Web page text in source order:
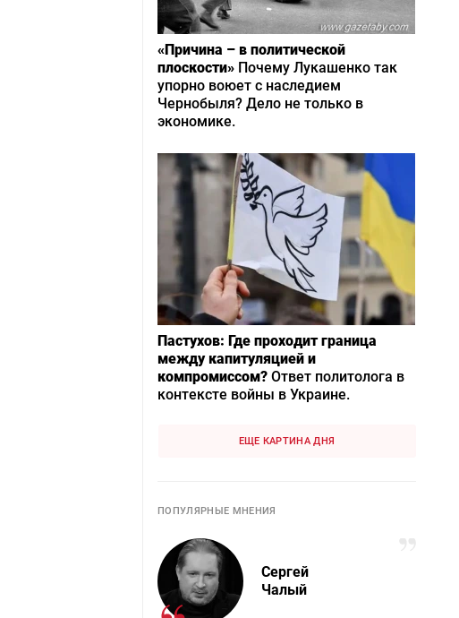
«Причина – в политической
плоскости» Почему Лукашенко так
упорно воюет с наследием
Чернобыля? Дело не только в
экономике.
Пастухов: Где проходит граница
между капитуляцией и
компромиссом? Ответ политолога в
контексте войны в Украине.
ЕЩЕ КАРТИНА ДНЯ
ПОПУЛЯРНЫЕ МНЕНИЯ
Сергей
Чалый